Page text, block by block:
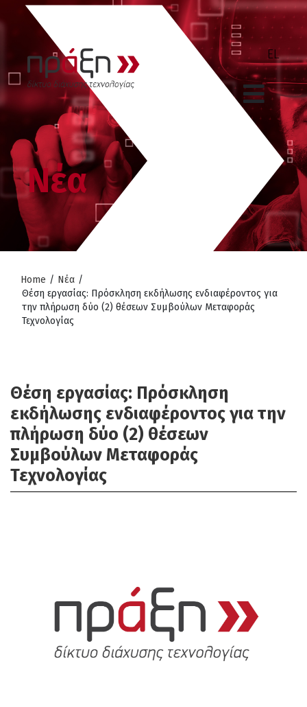
Νέα
Home / Νέα /
Θέση εργασίας: Πρόσκληση εκδήλωσης ενδιαφέροντος για
την πλήρωση δύο (2) θέσεων Συμβούλων Μεταφοράς
Τεχνολογίας
Θέση εργασίας: Πρόσκληση
εκδήλωσης ενδιαφέροντος για την
πλήρωση δύο (2) θέσεων
Συμβούλων Μεταφοράς
Τεχνολογίας